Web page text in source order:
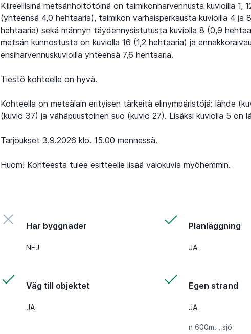
Kiireellisinä metsänhoitotöinä on taimikonharvennusta kuvioilla 1,
(yhteensä 4,0 hehtaaria), taimikon varhaisperkausta kuvioilla 4 ja
hehtaaria) sekä männyn täydennysistutusta kuviolla 8 (0,9
metsän kunnostusta on kuviolla 16 (1,2 hehtaaria) ja
ensiharvennuskuvioilla yhteensä 7,6 hehtaaria.
Tiestö kohteelle on hyvä.
Kohteella on metsälain erityisen tärkeitä elinympäristöjä: lähde
(kuvio 37) ja vähäpuustoinen suo (kuvio 27). Lisäksi kuviolla 5 on
Tarjoukset 3.9.2026 klo. 15.00 mennessä.
Huom! Kohteesta tulee esitteelle lisää valokuvia myöhemmin.
Har byggnader
NEJ
Planläggning
JA
Väg till objektet
JA
Egen strand
JA
n 600m. , sjö